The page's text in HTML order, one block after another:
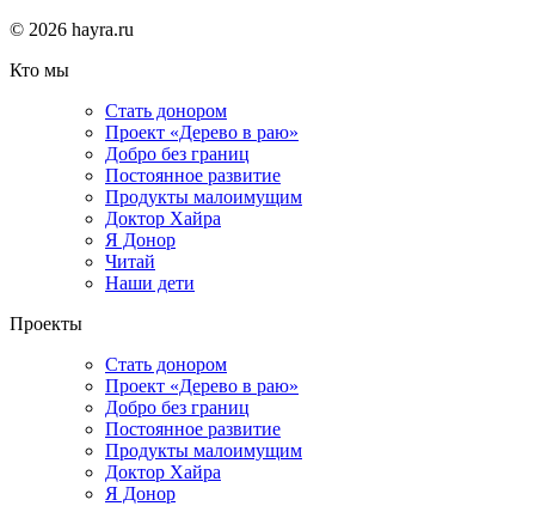
© 2026 hayra.ru
Кто мы
Стать донором
Проект «Дерево в раю»
Добро без границ
Постоянное развитие
Продукты малоимущим
Доктор Хайра
Я Донор
Читай
Наши дети
Проекты
Стать донором
Проект «Дерево в раю»
Добро без границ
Постоянное развитие
Продукты малоимущим
Доктор Хайра
Я Донор